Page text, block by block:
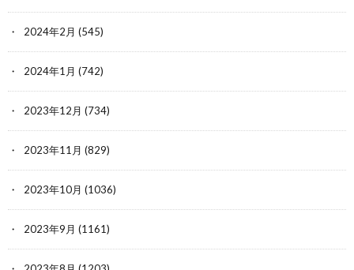
2024年2月 (545)
2024年1月 (742)
2023年12月 (734)
2023年11月 (829)
2023年10月 (1036)
2023年9月 (1161)